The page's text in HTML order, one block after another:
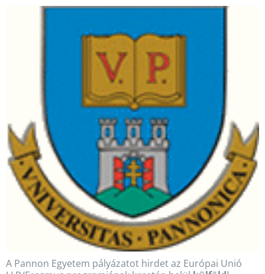
A Pannon Egyetem pályázatot hirdet az Európai Unió